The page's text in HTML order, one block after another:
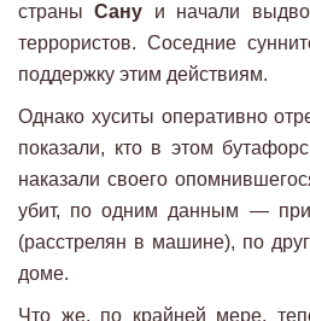
страныСану и начали
террористов. Соседние
поддержку этим действиям.
Однако хуситы оперативно
показали, кто в этом
наказали своего
убит, по одним данным —
(расстрелян в машине), по
доме.
Что же, по крайней мере,